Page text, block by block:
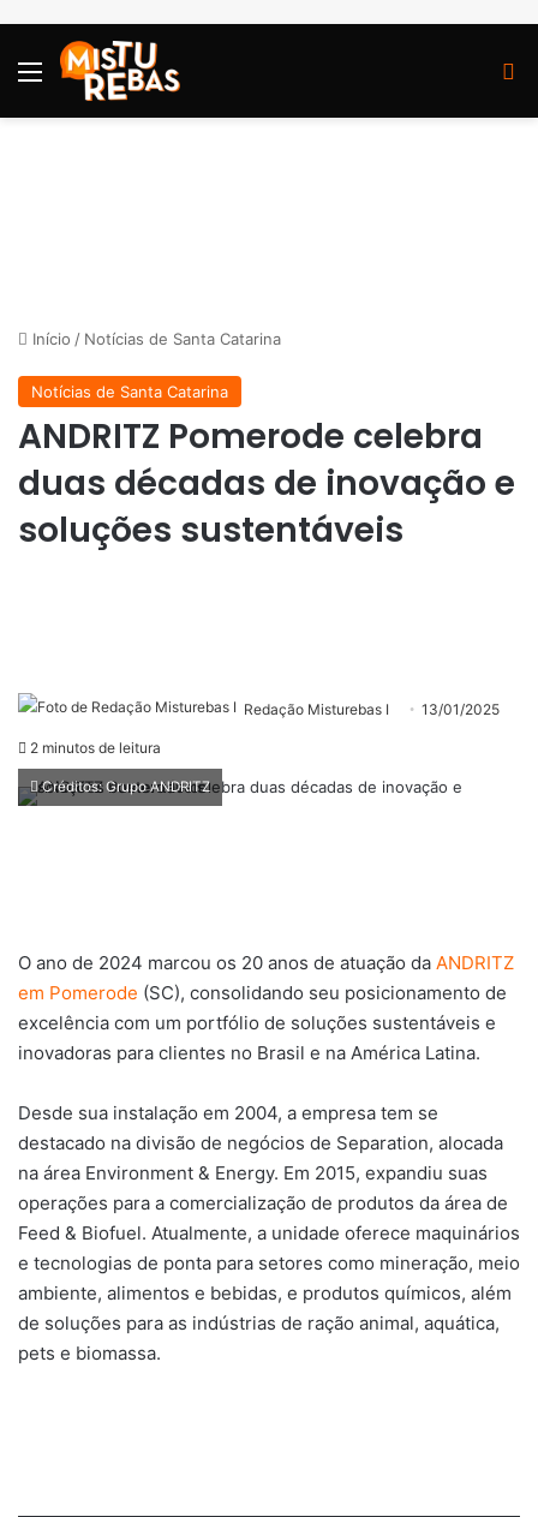
Menu
Início / Notícias de Santa Catarina
Notícias de Santa Catarina
ANDRITZ Pomerode celebra
duas décadas de inovação e
soluções sustentáveis
Redação Misturebas I 13/01/2025
2 minutos de leitura
Créditos: Grupo ANDRITZ
O ano de 2024 marcou os 20 anos de atuação da ANDRITZ
em Pomerode (SC), consolidando seu posicionamento de
excelência com um portfólio de soluções sustentáveis e
inovadoras para clientes no Brasil e na América Latina.
Desde sua instalação em 2004, a empresa tem se
destacado na divisão de negócios de Separation, alocada
na área Environment & Energy. Em 2015, expandiu suas
operações para a comercialização de produtos da área de
Feed & Biofuel. Atualmente, a unidade oferece maquinários
e tecnologias de ponta para setores como mineração, meio
ambiente, alimentos e bebidas, e produtos químicos, além
de soluções para as indústrias de ração animal, aquática,
pets e biomassa.